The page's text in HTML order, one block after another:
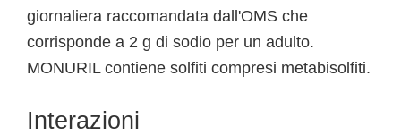
giornaliera raccomandata dall'OMS che
corrisponde a 2 g di sodio per un adulto.
MONURIL contiene solfiti compresi metabisolfiti.
Interazioni